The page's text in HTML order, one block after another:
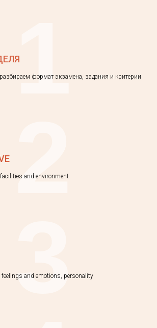
формат экзамена, задания и критерии
1
and environment
2
feelings and emotions, personality
3